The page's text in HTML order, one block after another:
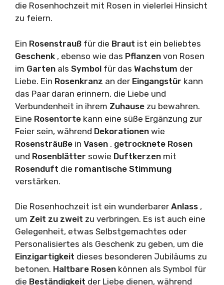
die Rosenhochzeit mit Rosen in vielerlei Hinsicht
zu feiern.
Ein Rosenstrauß für die Braut ist ein beliebtes
Geschenk , ebenso wie das Pflanzen von Rosen
im Garten als Symbol für das Wachstum der
Liebe. Ein Rosenkranz an der Eingangstür kann
das Paar daran erinnern, die Liebe und
Verbundenheit in ihrem Zuhause zu bewahren.
Eine Rosentorte kann eine süße Ergänzung zur
Feier sein, während Dekorationen wie
Rosensträuße in Vasen , getrocknete Rosen
und Rosenblätter sowie Duftkerzen mit
Rosenduft die romantische Stimmung
verstärken.
Die Rosenhochzeit ist ein wunderbarer Anlass ,
um Zeit zu zweit zu verbringen. Es ist auch eine
Gelegenheit, etwas Selbstgemachtes oder
Personalisiertes als Geschenk zu geben, um die
Einzigartigkeit dieses besonderen Jubiläums zu
betonen. Haltbare Rosen können als Symbol für
die Beständigkeit der Liebe dienen, während